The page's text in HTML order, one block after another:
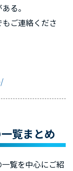
る。
ご連絡くださ
覧まとめ
覧を中心にご紹